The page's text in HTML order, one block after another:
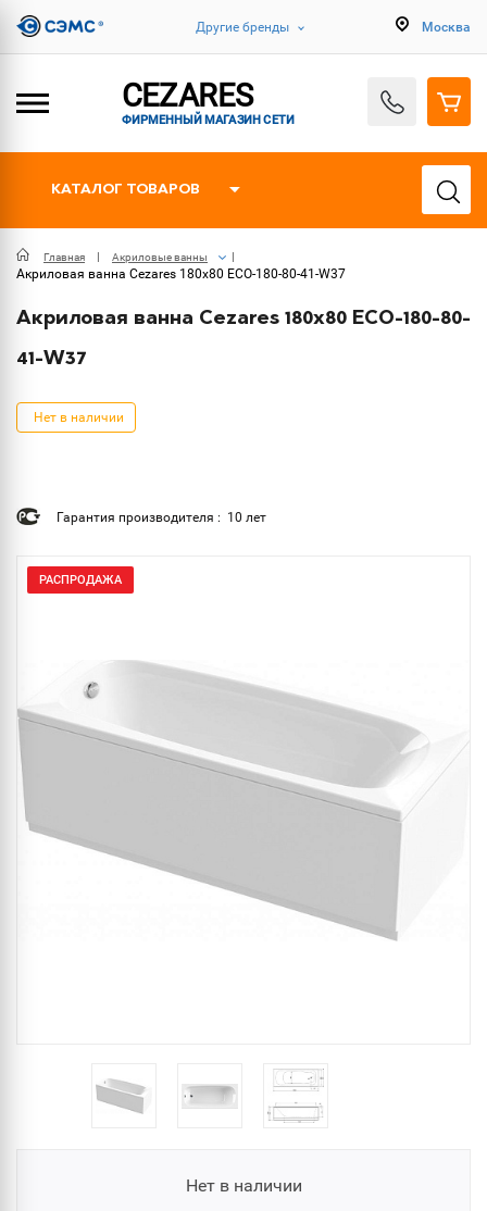
Другие бренды Москва
CEZARES
ФИРМЕННЫЙ МАГАЗИН СЕТИ
КАТАЛОГ ТОВАРОВ
Главная Акриловые ванны
Акриловая ванна Cezares 180х80 ECO-180-80-41-W37
Акриловая ванна Cezares 180х80 ECO-180-80-
41-W37
Нет в наличии
Гарантия производителя : 10 лет
РАСПРОДАЖА
Нет в наличии